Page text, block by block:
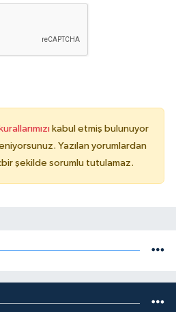
kabul etmiş bulunuyor
Yazılan yorumlardan
şekilde sorumlu tutulamaz.